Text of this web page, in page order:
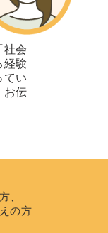
社会
経験
てい
お伝
、
の方